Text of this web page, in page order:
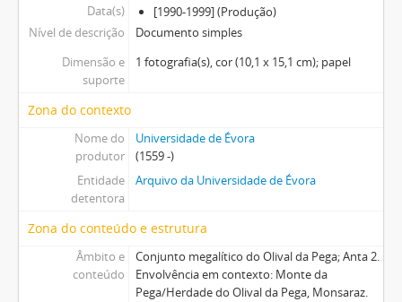
Data(s)
[1990-1999] (Produção)
Nível de descrição
Documento simples
Dimensão e
suporte
1 fotografia(s), cor (10,1 x 15,1 cm); papel
Zona do contexto
Nome do
produtor
Universidade de Évora
(1559 -)
Entidade
detentora
Arquivo da Universidade de Évora
Zona do conteúdo e estrutura
Âmbito e
conteúdo
Conjunto megalítico do Olival da Pega; Anta 2.
Envolvência em contexto: Monte da
Pega/Herdade do Olival da Pega, Monsaraz.